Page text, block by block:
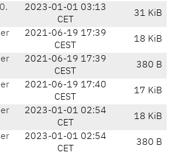
2023-01-01 03:13
CET
31 KiB
2021-06-19 17:39
CEST
18 KiB
2021-06-19 17:39
CEST
380 B
2021-06-19 17:40
CEST
17 KiB
2023-01-01 02:54
CET
18 KiB
2023-01-01 02:54
CET
380 B